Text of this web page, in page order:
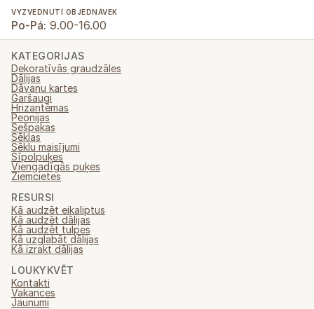
VYZVEDNUTÍ OBJEDNÁVEK
Po-Pá: 9.00-16.00
KATEGORIJAS
Dekoratīvās graudzāles
Dālijas
Dāvanu kartes
Garšaugi
Hrizantēmas
Peonijas
Sešpakas
Sēklas
Sēklu maisījumi
Sīpolpuķes
Viengadīgās puķes
Ziemcietes
RESURSI
Kā audzēt eikaliptus
Kā audzēt dālijas
Kā audzēt tulpes
Kā uzglabāt dālijas
Kā izrakt dālijas
LOUKYKVĚT
Kontakti
Vakances
Jaunumi